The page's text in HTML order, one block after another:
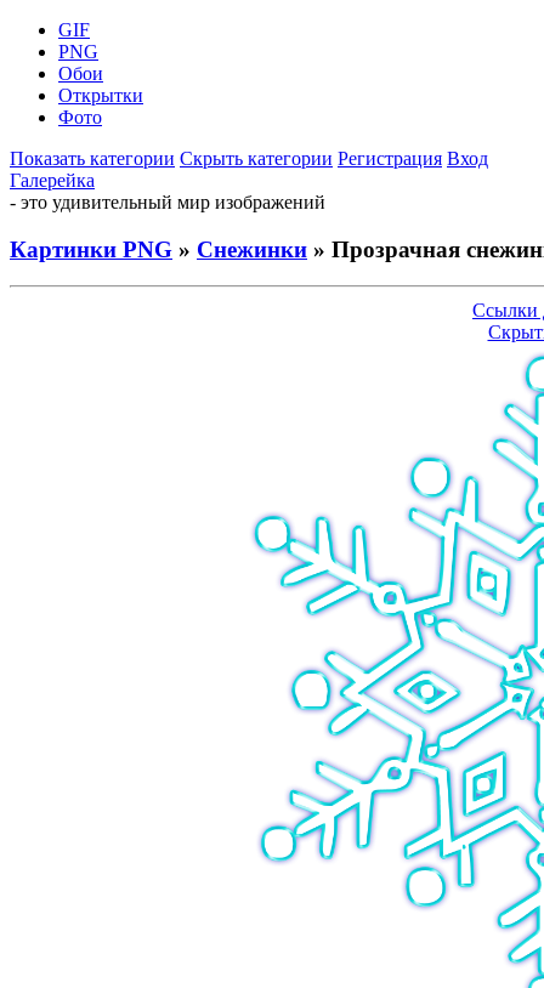
GIF
PNG
Обои
Открытки
Фото
Показать категории Скрыть категории Регистрация Вход
Галерейка
- это удивительный мир изображений
Картинки PNG » Снежинки » Прозрачная
Ссылки